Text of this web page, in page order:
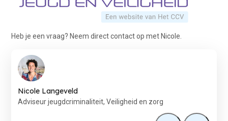
Heb je een vraag? Neem direct contact op met Nicole.
Nicole Langeveld
Adviseur jeugdcriminaliteit, Veiligheid en zorg